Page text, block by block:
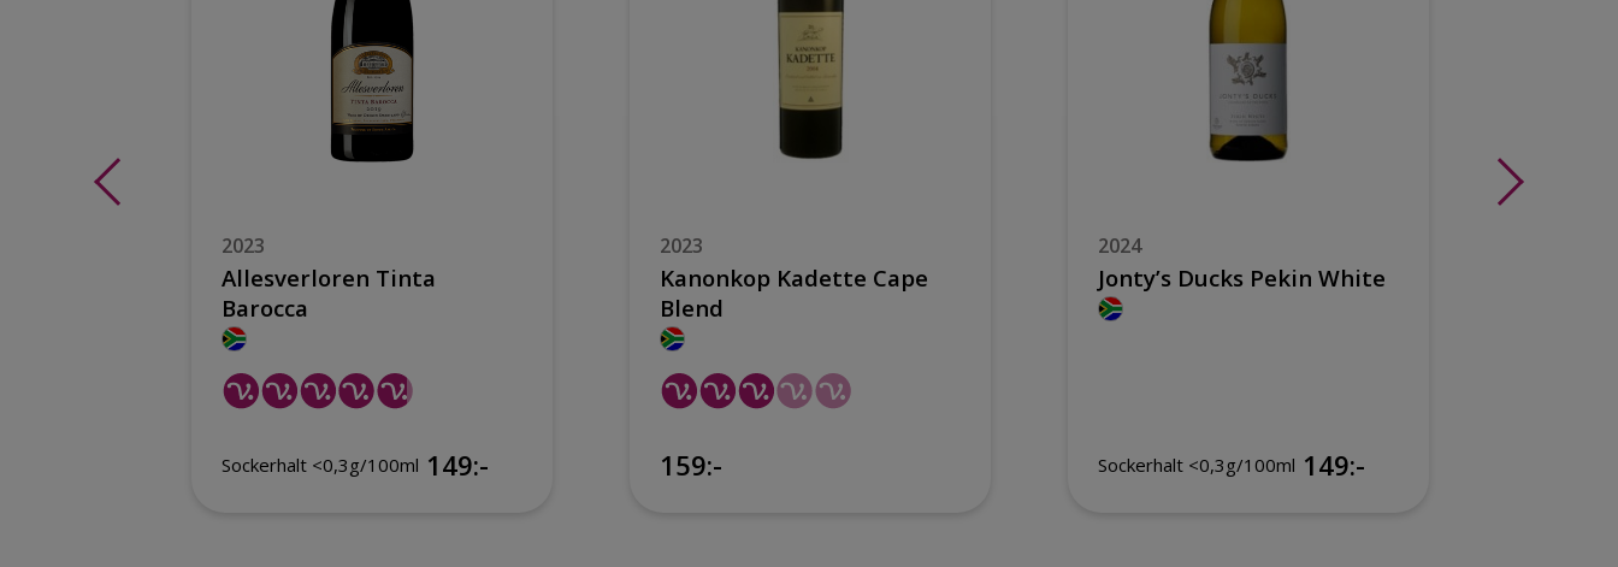
2023
Allesverloren Tinta
Barocca
Sockerhalt <0,3g/100ml 149:-
2023
Kanonkop Kadette Cape
Blend
159:-
2024
Jonty’s Ducks Pekin White
Sockerhalt <0,3g/100ml 149:-